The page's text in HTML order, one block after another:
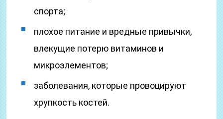
спорта;
плохое питание и вредные привычки,
влекущие потерю витаминов и
микроэлементов;
заболевания, которые провоцируют
хрупкость костей.